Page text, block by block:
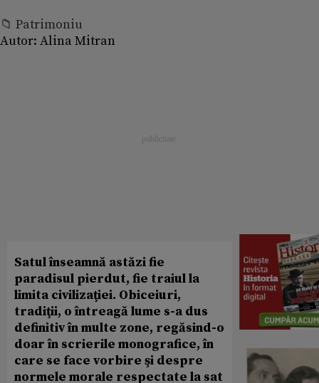
📁 Patrimoniu
Autor: Alina Mitran
Satul înseamnă astăzi fie
paradisul pierdut, fie traiul la
limita civilizaţiei. Obiceiuri,
tradiţii, o întreagă lume s-a dus
definitiv în multe zone, regăsind-o
doar în scrierile monografice, în
care se face vorbire şi despre
normele morale respectate la sat